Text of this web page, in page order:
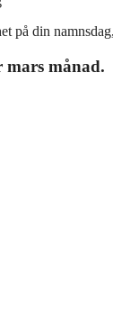
mars månad.